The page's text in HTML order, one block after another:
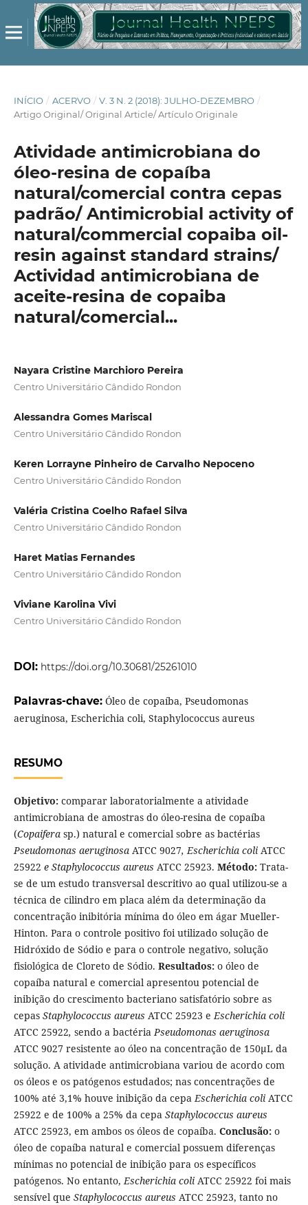
INÍCIO / ACERVO / V. 3 N. 2 (2018): JULHO-DEZEMBRO /
Artigo Original/ Original Article/ Artículo Originale
Atividade antimicrobiana do
óleo-resina de copaíba
natural/comercial contra cepas
padrão/ Antimicrobial activity of
natural/commercial copaiba oil-
resin against standard strains/
Actividad antimicrobiana de
aceite-resina de copaiba
natural/comercial...
Nayara Cristine Marchioro Pereira
Centro Universitário Cândido Rondon
Alessandra Gomes Mariscal
Centro Universitário Cândido Rondon
Keren Lorrayne Pinheiro de Carvalho Nepoceno
Centro Universitário Cândido Rondon
Valéria Cristina Coelho Rafael Silva
Centro Universitário Cândido Rondon
Haret Matias Fernandes
Centro Universitário Cândido Rondon
Viviane Karolina Vivi
Centro Universitário Cândido Rondon
DOI: https://doi.org/10.30681/25261010
Palavras-chave: Óleo de copaíba, Pseudomonas
aeruginosa, Escherichia coli, Staphylococcus aureus
RESUMO
Objetivo: comparar laboratorialmente a atividade
antimicrobiana de amostras do óleo-resina de copaíba
(Copaiferasp.) natural e comercial sobre as bactérias
Pseudomonas aeruginosa ATCC 9027, Escherichia coli ATCC
25922 e Staphylococcus aureus ATCC 25923. Método: Trata-
se de um estudo transversal descritivo ao qual utilizou-se a
técnica de cilindro em placa além da determinação da
concentração inibitória mínima do óleo em ágar Mueller-
Hinton. Para o controle positivo foi utilizado solução de
Hidróxido de Sódio e para o controle negativo, solução
fisiológica de Cloreto de Sódio. Resultados:o óleo de
copaíba natural e comercial apresentou potencial de
inibição do crescimento bacteriano satisfatório sobre as
cepas Staphylococcus aureus ATCC 25923 eEscherichia coli
ATCC 25922, sendo a bactériaPseudomonas aeruginosa
ATCC 9027 resistente ao óleo na concentração de 150µL da
solução. A atividade antimicrobiana variou de acordo com
os óleos e os patógenos estudados; nas concentrações de
100% até 3,1% houve inibição da cepaEscherichia coliATCC
25922 e de 100% a 25% da cepa Staphylococcus aureus
ATCC 25923, em ambos os óleos de copaíba. Conclusão: o
óleo de copaíba natural e comercial possuem diferenças
mínimas no potencial de inibição para os específicos
patógenos. No entanto,Escherichia coliATCC 25922 foi mais
sensível que Staphylococcus aureus ATCC 25923, tanto no